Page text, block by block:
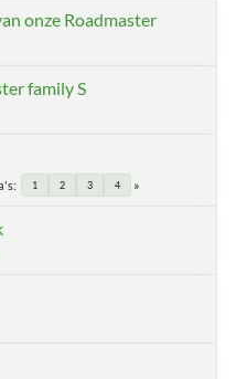
onze Roadmaster
family S
1 2 3 4